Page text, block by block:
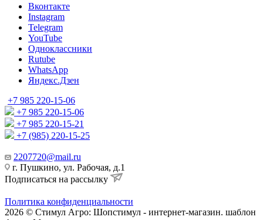
Вконтакте
Instagram
Telegram
YouTube
Одноклассники
Rutube
WhatsApp
Яндекс.Дзен
+7 985 220-15-06
+7 985 220-15-06
+7 985 220-15-21
+7 (985) 220-15-25
2207720@mail.ru
г. Пушкино, ул. Рабочая, д.1
Подписаться на рассылку
Политика конфиденциальности
2026 © Стимул Агро: Шопстимул - интернет-магазин. шаблон